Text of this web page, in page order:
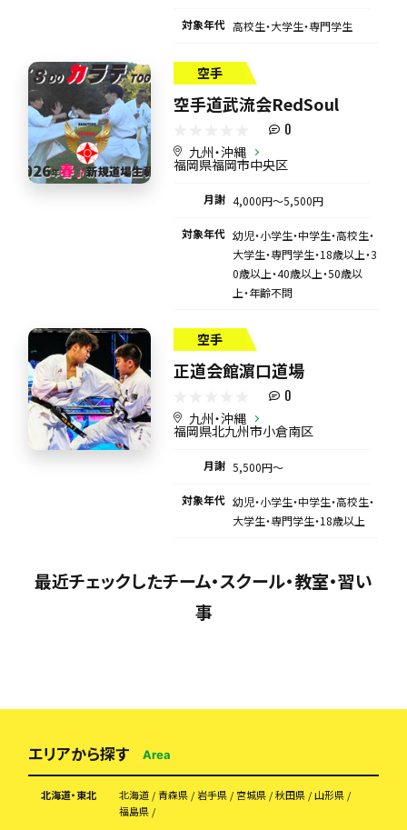
対象年代 高校生・大学生・専門学生
空手
空手道武流会RedSoul
0
九州・沖縄
福岡県福岡市中央区
月謝 4,000円〜5,500円
対象年代 幼児・小学生・中学生・高校生・
大学生・専門学生・18歳以上・3
0歳以上・40歳以上・50歳以
上・年齢不問
空手
正道会館濵口道場
0
九州・沖縄
福岡県北九州市小倉南区
月謝 5,500円〜
対象年代 幼児・小学生・中学生・高校生・
大学生・専門学生・18歳以上
最近チェックしたチーム・スクール・教室・習い
事
エリアから探す Area
北海道・東北 北海道 青森県 岩手県 宮城県 秋田県
山形県
福島県